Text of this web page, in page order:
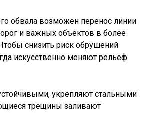
обвала возможен перенос линии
и важных объектов в более
снизить риск обрушений
искусственно меняют рельеф
укрепляют стальными
трещины заливают